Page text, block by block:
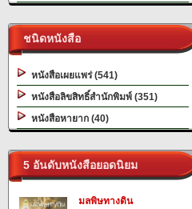
ชนิดหนังสือ
หนังสือเผยแพร่ (541)
หนังสือลิขสิทธิ์สำนักพิมพ์ (351)
หนังสือหายาก (40)
5 อันดับหนังสือยอดนิยม
มลพิษทางดิน